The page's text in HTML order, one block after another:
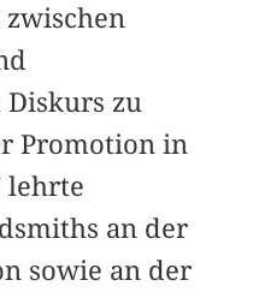
zwischen
zu
Promotion in
lehrte
an der
sowie an der